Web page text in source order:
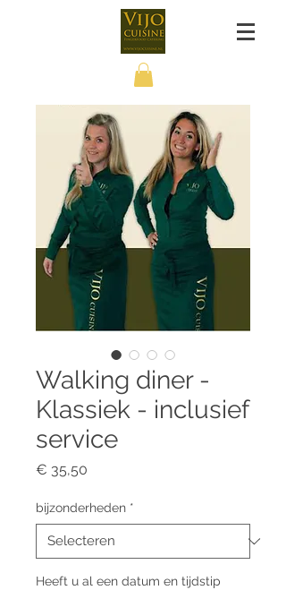
Walking diner -
Klassiek - inclusief
service
€ 35,50
bijzonderheden *
Heeft u al een datum en tijdstip